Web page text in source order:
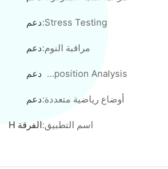
Stress Testing: دعم
مراقبة النوم:دعم
Body Composition Analysis: دعم
أوضاع رياضية متعددة:دعم
اسم التطبيق:الفرقة H